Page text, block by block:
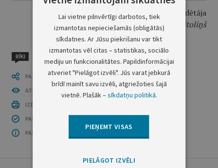
Ventspils pilsētas domes priekšsēdētāja
1. vietnieks infrastruktūras jautājumos
J. Vītoliņš
RĪKI
PASTĀSTI CITIEM
ATVĒRT PUBLIKĀCIJU (PDF)
IZDRUKĀT PUBLIKĀCIJU
PAR INFORMĀCIJAS DROŠĪBU
PAR ŠO GRUPU
Lai vietne pilnvērtīgi darbotos, tiek
izmantotas nepieciešamās (obligātās)
sīkdatnes. Ar Jūsu piekrišanu var tikt
izmantotas vēl citas – statistikas, sociālo
mediju un funkcionalitātes. Papildinformācijai
atveriet "Pielāgot izvēli". Jūs varat jebkurā
brīdī mainīt savu izvēli, atgriežoties šajā
vietnē. Plašāk –sīkdatņu politikā.
PIEŅEMT VISAS
PIELĀGOT IZVĒLI